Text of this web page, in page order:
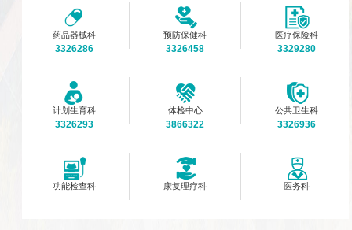
药品器械科
3326286
预防保健科
3326458
医疗保险科
3329280
计划生育科
3326293
体检中心
3866322
公共卫生科
3326936
功能检查科 康复理疗科 医务科